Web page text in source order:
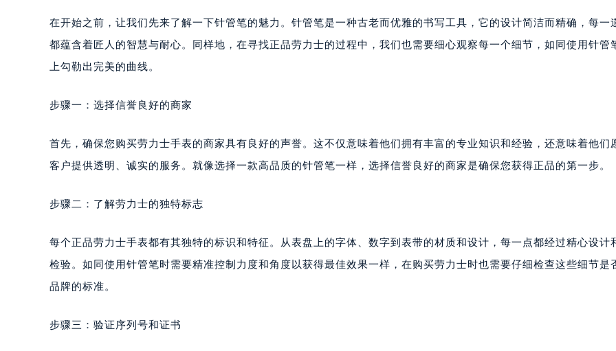
在开始之前，让我们先来了解一下针管笔的魅力。针管笔是一种古老而优雅的书写工具，它的设计简洁而精确，每一
都蕴含着匠人的智慧与耐心。同样地，在寻找正品劳力士的过程中，我们也需要细心观察每一个细节，如同使用针管
上勾勒出完美的曲线。
步骤一：选择信誉良好的商家
首先，确保您购买劳力士手表的商家具有良好的声誉。这不仅意味着他们拥有丰富的专业知识和经验，还意味着他们
客户提供透明、诚实的服务。就像选择一款高品质的针管笔一样，选择信誉良好的商家是确保您获得正品的第一步。
步骤二：了解劳力士的独特标志
每个正品劳力士手表都有其独特的标识和特征。从表盘上的字体、数字到表带的材质和设计，每一点都经过精心设计
检验。如同使用针管笔时需要精准控制力度和角度以获得最佳效果一样，在购买劳力士时也需要仔细检查这些细节是
品牌的标准。
步骤三：验证序列号和证书